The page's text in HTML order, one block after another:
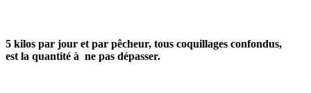
5 kilos par jour et par pêcheur, tous coquillages confondus,
est la quantité à ne pas dépasser.